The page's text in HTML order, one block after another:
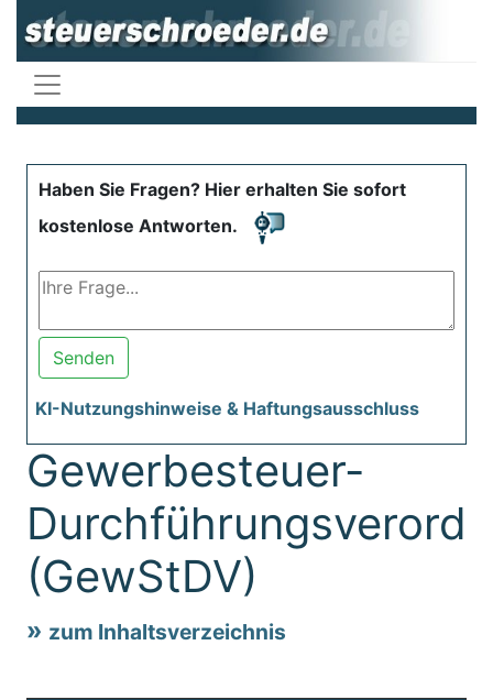
Haben Sie Fragen? Hier erhalten Sie sofort
kostenlose Antworten.
Senden
KI-Nutzungshinweise & Haftungsausschluss
Gewerbesteuer-
(GewStDV)
zum Inhaltsverzeichnis